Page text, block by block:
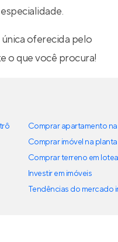
oferecida pelo
o que você procura!
Comprar apartamento
Comprar imóvel na planta
Comprar terreno em
Investir em imóveis
Tendências do mercado